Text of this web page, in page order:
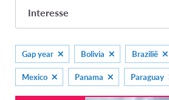
Kenia
Seychellen
Zuid-Afrika
AZIË
4-8 maanden
14
15
16
17
18
Interesse
Gap year
Taalprogramma
Middelbaar
Gap year Bolivia Brazilië
Mexico
Panama Paraguay